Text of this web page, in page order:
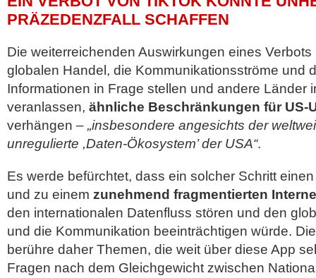
PRÄZEDENZFALL SCHAFFEN
Die weiterreichenden Auswirkungen eines
globalen Handel, die Kommunikationsströme und
Informationen in Frage stellen und andere Länder
veranlassen, ähnliche Beschränkungen für US-
verhängen – „insbesondere angesichts der
unregulierte ,Daten-Ökosystem’ der USA“.
Es werde befürchtet, dass ein solcher Schritt
und zu einem zunehmend fragmentierten
den internationalen Datenfluss stören und den
und die Kommunikation beeinträchtigen würde. Die
berühre daher Themen, die weit über diese App
Fragen nach dem Gleichgewicht zwischen